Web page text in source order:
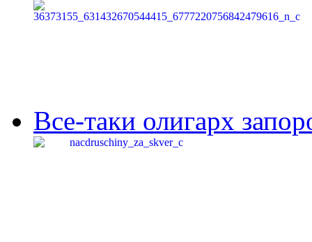
Все-таки олигарх